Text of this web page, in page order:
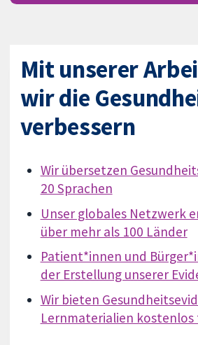
Mit unserer
wir die
verbessern
Wir übersetzen
20 Sprachen
Unser globales Netzwerk
über mehr als 100 Länder
Patient*innen und
der Erstellung unserer
Wir bieten
Lernmaterialien kostenlos